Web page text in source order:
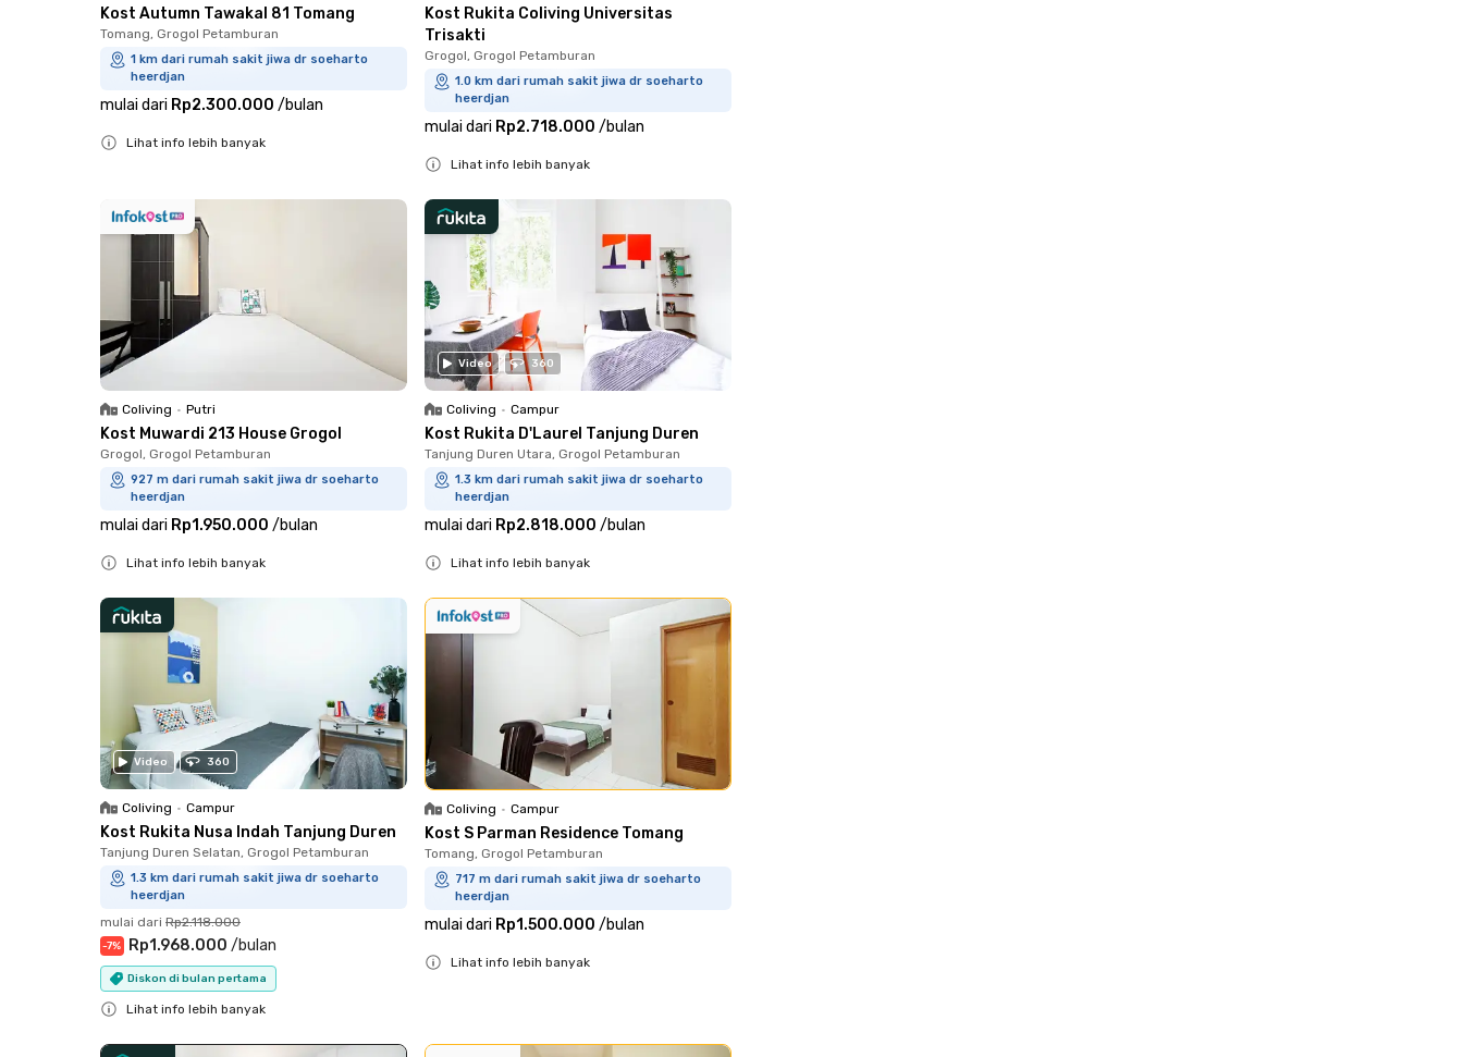
Kost Autumn Tawakal 81 Tomang
Tomang, Grogol Petamburan
1 km dari rumah sakit jiwa dr soeharto
heerdjan
mulai dari Rp2.300.000 /bulan
Lihat info lebih banyak
Kost Rukita Coliving Universitas
Trisakti
Grogol, Grogol Petamburan
1.0 km dari rumah sakit jiwa dr soeharto
heerdjan
mulai dari Rp2.718.000 /bulan
Lihat info lebih banyak
Coliving • Putri
Kost Muwardi 213 House Grogol
Grogol, Grogol Petamburan
927 m dari rumah sakit jiwa dr soeharto
heerdjan
mulai dari Rp1.950.000 /bulan
Lihat info lebih banyak
Video 360
Coliving • Campur
Kost Rukita D'Laurel Tanjung Duren
Tanjung Duren Utara, Grogol Petamburan
1.3 km dari rumah sakit jiwa dr soeharto
heerdjan
mulai dari Rp2.818.000 /bulan
Lihat info lebih banyak
Video 360
Coliving • Campur
Kost Rukita Nusa Indah Tanjung Duren
Tanjung Duren Selatan, Grogol Petamburan
1.3 km dari rumah sakit jiwa dr soeharto
heerdjan
mulai dari Rp2.118.000
-7% Rp1.968.000 /bulan
Diskon di bulan pertama
Lihat info lebih banyak
Coliving • Campur
Kost S Parman Residence Tomang
Tomang, Grogol Petamburan
717 m dari rumah sakit jiwa dr soeharto
heerdjan
mulai dari Rp1.500.000 /bulan
Lihat info lebih banyak